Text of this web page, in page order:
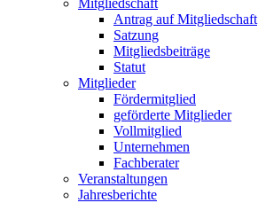
Mitgliedschaft
Antrag auf Mitgliedschaft
Satzung
Mitgliedsbeiträge
Statut
Mitglieder
Fördermitglied
geförderte Mitglieder
Vollmitglied
Unternehmen
Fachberater
Veranstaltungen
Jahresberichte